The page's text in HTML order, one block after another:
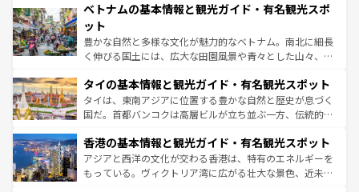
参照してほしい。
容にもいいと評判のスイーツなど、バラエティ豊かな料理
照してほしい。
き、地方に足を延ばせば四季折々の自然美を楽しむことが
できる。そして、キムチや焼肉、絶品のストリートフード
まで、さまざまな韓国料理が待っている。夜には、韓国な
らではのナイトライフも堪能できる。あたたかいホスピタ
わってみてほしい。 なお、新着の韓国情報はコンテンツ一
覧 を参照してほしい。
ベトナムの基本情報と観光ガイド・有名観光スポ
ット
豊かな自然と多様な文化が魅力的なベトナム。南北に細長
く伸びる国土には、広大な田園風景や青々とした山々、世
急速な発展と共に伝統が息づく。ハノイの古い町並みやホ
ーチミン市のフランス統治時代の建物も、独特の雰囲気を
醸し出している。また、バラエティの豊かさとおいしさで
とつ。フォーやバインミー、ベトナムコーヒーなどは、ぜ
ひ現地で味わいたい。どの地域を訪れてもあたたかい人々
が旅行者を迎えてくれるので、きっと忘れられない旅にな
タイの基本情報と観光ガイド・有名観光スポット
タイは、東南アジアに位置する豊かな自然と歴史が息づく
国だ。首都バンコクは高層ビルが立ち並ぶ一方、伝統的な
の活気が交差している。北部ではチェンマイなどの山岳地
帯で自然と触れ合い、南部ではプーケットやクラビの美し
いビーチでリゾート気分を楽しむことができる。タイ料理
香港の基本情報と観光ガイド・有名観光スポット
アジアと西洋の文化が交わる香港は、特有のエネルギーを
もっている。ヴィクトリア湾に広がる壮大な景色、近未来